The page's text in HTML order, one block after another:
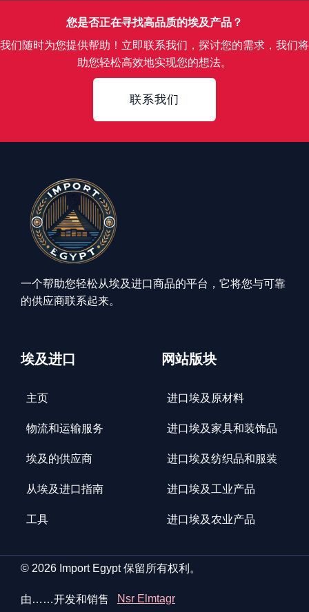
您是否正在寻找高品质的埃及产品？
我们随时为您提供帮助！立即联系我们，探讨您的需求，我们将
助您轻松高效地实现您的想法。
联系我们
一个帮助您轻松从埃及进口商品的平台，它将您与可靠
的供应商联系起来。
埃及进口
主页
物流和运输服务
埃及的供应商
从埃及进口指南
工具
网站版块
进口埃及原材料
进口埃及家具和装饰品
进口埃及纺织品和服装
进口埃及工业产品
进口埃及农业产品
© 2026 Import Egypt 保留所有权利。
由……开发和销售 Nsr Elmtagr